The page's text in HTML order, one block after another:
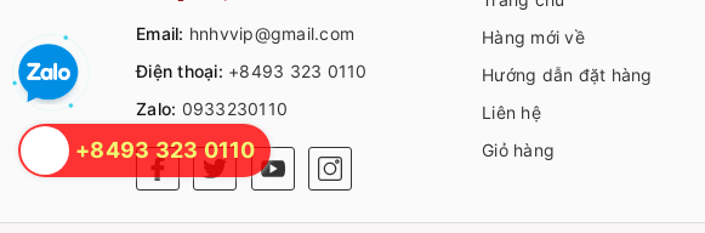
Email: hnhvvip@gmail.com
Điện thoại: +8493 323 0110
Zalo: 0933230110
Hàng mới về
Hướng dẫn đặt hàng
Liên hệ
Giỏ hàng
+8493 323 0110